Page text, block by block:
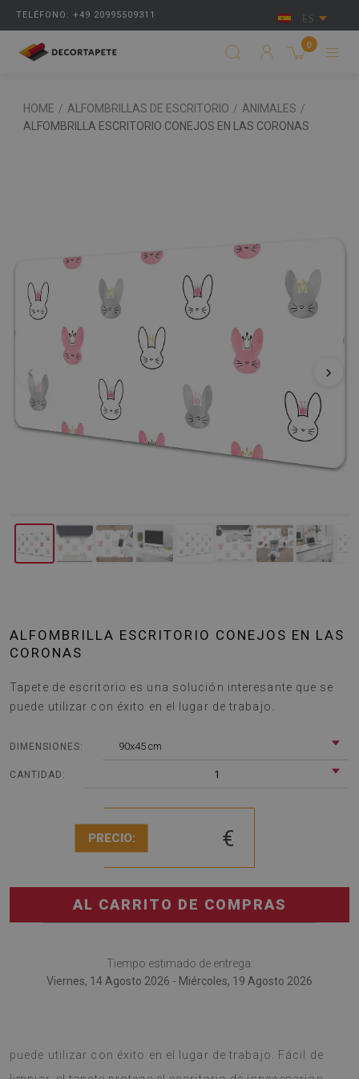
TELÉFONO: +49 20995509311 ES
0
HOME / ALFOMBRILLAS DE ESCRITORIO / ANIMALES /
ALFOMBRILLA ESCRITORIO CONEJOS EN LAS CORONAS
‹ ›
ALFOMBRILLA ESCRITORIO CONEJOS EN LAS
CORONAS
Tapete de escritorio es una solución interesante que se
puede utilizar con éxito en el lugar de trabajo.
DIMENSIONES: 90x45 cm
CANTIDAD: 1
PRECIO: €
AL CARRITO DE COMPRAS
Tiempo estimado de entrega:
Viernes, 14 Agosto 2026 - Miércoles, 19 Agosto 2026
puede utilizar con éxito en el lugar de trabajo. Fácil de